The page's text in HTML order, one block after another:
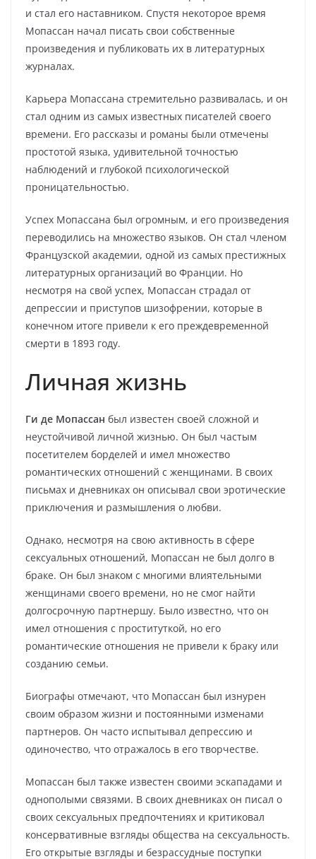
и стал его наставником. Спустя некоторое время
Мопассан начал писать свои собственные
произведения и публиковать их в литературных
журналах.
Карьера Мопассана стремительно развивалась, и он
стал одним из самых известных писателей своего
времени. Его рассказы и романы были отмечены
простотой языка, удивительной точностью
наблюдений и глубокой психологической
проницательностью.
Успех Мопассана был огромным, и его произведения
переводились на множество языков. Он стал членом
Французской академии, одной из самых престижных
литературных организаций во Франции. Но
несмотря на свой успех, Мопассан страдал от
депрессии и приступов шизофрении, которые в
конечном итоге привели к его преждевременной
смерти в 1893 году.
Личная жизнь
Ги де Мопассан был известен своей сложной и
неустойчивой личной жизнью. Он был частым
посетителем борделей и имел множество
романтических отношений с женщинами. В своих
письмах и дневниках он описывал свои эротические
приключения и размышления о любви.
Однако, несмотря на свою активность в сфере
сексуальных отношений, Мопассан не был долго в
браке. Он был знаком с многими влиятельными
женщинами своего времени, но не смог найти
долгосрочную партнершу. Было известно, что он
имел отношения с проституткой, но его
романтические отношения не привели к браку или
созданию семьи.
Биографы отмечают, что Мопассан был изнурен
своим образом жизни и постоянными изменами
партнеров. Он часто испытывал депрессию и
одиночество, что отражалось в его творчестве.
Мопассан был также известен своими эскападами и
однополыми связями. В своих дневниках он писал о
своих сексуальных предпочтениях и критиковал
консервативные взгляды общества на сексуальность.
Его открытые взгляды и безрассудные поступки